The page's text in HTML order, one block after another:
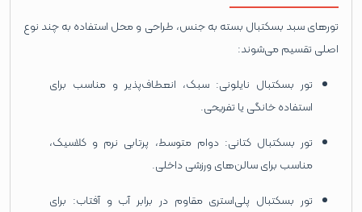
تورهای سبد بسکتبال بسته به جنس، طراحی و محل استفاده به چند نوع
اصلی تقسیم می‌شوند:
تور بسکتبال نایلونی: سبک، انعطاف‌پذیر و مناسب برای
استفاده خانگی یا تفریحی.
تور بسکتبال کتانی: دوام متوسط، پرتابی نرم و کلاسیک،
مناسب برای سالن‌های ورزشی داخلی.
تور بسکتبال پلی‌استری مقاوم در برابر آب و آفتاب: برای